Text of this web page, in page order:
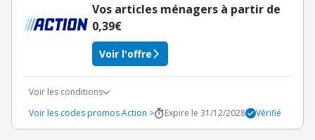
Vos articles ménagers à partir de
0,39€
Voir l'offre
Voir les conditions
Voir les codes promos Action >
Expire le 31/12/2028 Vérifié